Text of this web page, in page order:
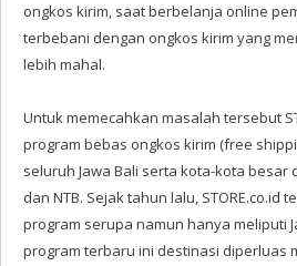
ongkos kirim, saat berbelanja online
terbebani dengan ongkos kirim yang
lebih mahal.
Untuk memecahkan masalah tersebut
program bebas ongkos kirim (free
seluruh Jawa Bali serta kota-kota besar
dan NTB. Sejak tahun lalu, STORE.co.id
program serupa namun hanya meliputi
program terbaru ini destinasi diperluas